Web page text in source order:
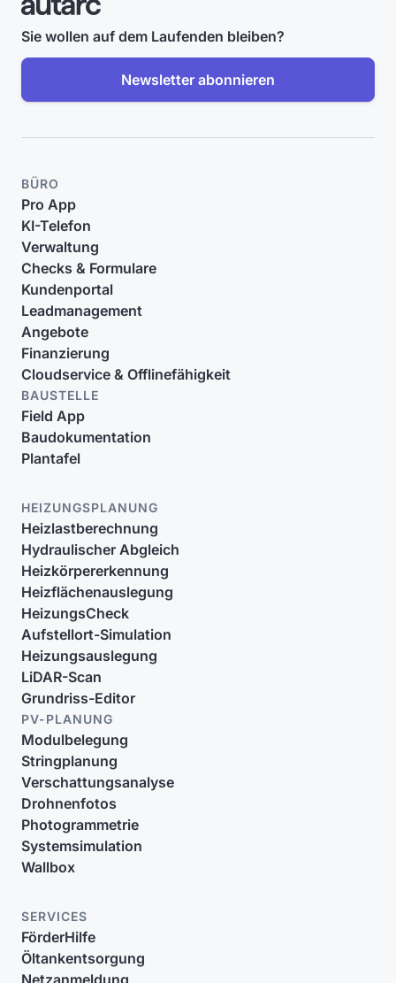
Sie wollen auf dem Laufenden bleiben?
Newsletter abonnieren
BÜRO
Pro App
KI-Telefon
Verwaltung
Checks & Formulare
Kundenportal
Leadmanagement
Angebote
Finanzierung
Cloudservice & Offlinefähigkeit
BAUSTELLE
Field App
Baudokumentation
Plantafel
HEIZUNGSPLANUNG
Heizlastberechnung
Hydraulischer Abgleich
Heizkörpererkennung
Heizflächenauslegung
HeizungsCheck
Aufstellort-Simulation
Heizungsauslegung
LiDAR-Scan
Grundriss-Editor
PV-PLANUNG
Modulbelegung
Stringplanung
Verschattungsanalyse
Drohnenfotos
Photogrammetrie
Systemsimulation
Wallbox
SERVICES
FörderHilfe
Öltankentsorgung
Netzanmeldung